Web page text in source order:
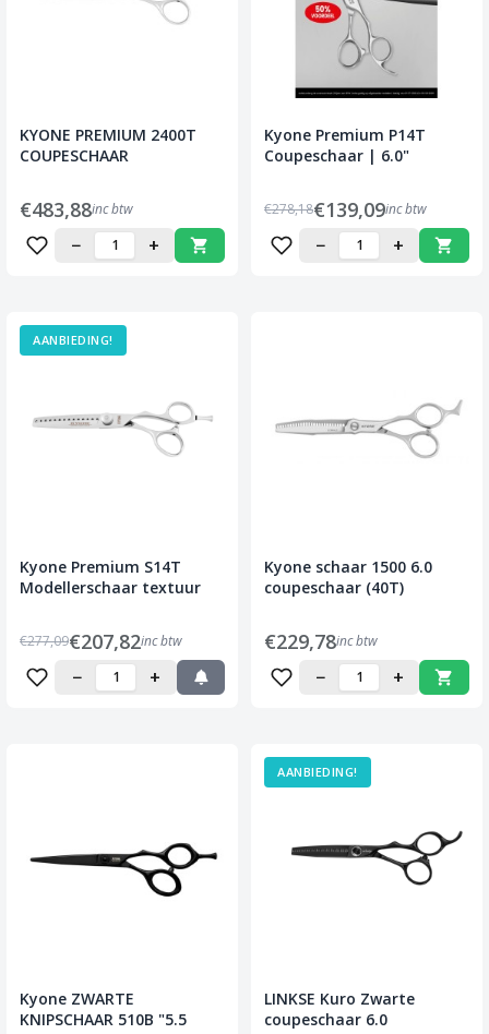
KYONE PREMIUM 2400T
COUPESCHAAR
€483,88inc btw
− +
Kyone Premium P14T
Coupeschaar | 6.0"
€278,18€139,09inc btw
− +
AANBIEDING!
Kyone Premium S14T
Modellerschaar textuur
€277,09€207,82inc btw
− +
Kyone schaar 1500 6.0
coupeschaar (40T)
€229,78inc btw
− +
Kyone ZWARTE
KNIPSCHAAR 510B "5.5
AANBIEDING!
LINKSE Kuro Zwarte
coupeschaar 6.0